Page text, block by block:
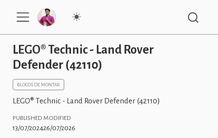
LEGO® Technic - Land Rover
Defender (42110)
BLOCOS DE MONTAR
LEGO® Technic - Land Rover Defender (42110)
PUBLISHED
13/07/2024
MODIFIED
26/07/2026